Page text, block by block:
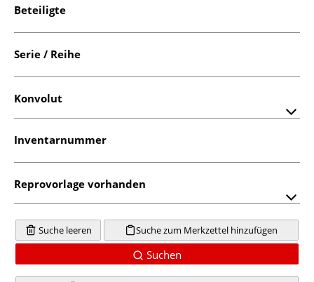
Beteiligte
Serie / Reihe
Konvolut
Inventarnummer
Reprovorlage vorhanden
Suche leeren Suche zum Merkzettel hinzufügen
Suchen